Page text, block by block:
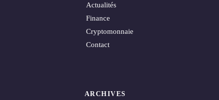
Actualités
Finance
Cryptomonnaie
Contact
ARCHIVES